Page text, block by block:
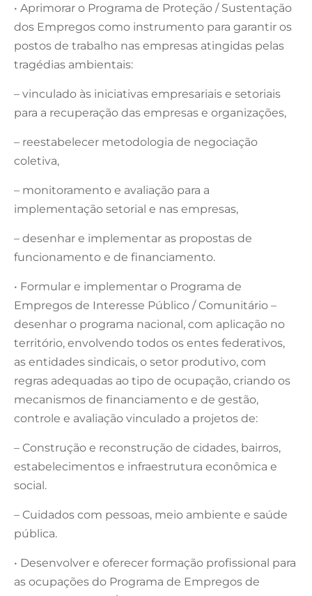
• Aprimorar o Programa de Proteção / Sustentação
dos Empregos como instrumento para garantir os
postos de trabalho nas empresas atingidas pelas
tragédias ambientais:
– vinculado às iniciativas empresariais e setoriais
para a recuperação das empresas e organizações,
– reestabelecer metodologia de negociação
coletiva,
– monitoramento e avaliação para a
implementação setorial e nas empresas,
– desenhar e implementar as propostas de
funcionamento e de financiamento.
• Formular e implementar o Programa de
Empregos de Interesse Público / Comunitário –
desenhar o programa nacional, com aplicação no
território, envolvendo todos os entes federativos,
as entidades sindicais, o setor produtivo, com
regras adequadas ao tipo de ocupação, criando os
mecanismos de financiamento e de gestão,
controle e avaliação vinculado a projetos de:
– Construção e reconstrução de cidades, bairros,
estabelecimentos e infraestrutura econômica e
social.
– Cuidados com pessoas, meio ambiente e saúde
pública.
• Desenvolver e oferecer formação profissional para
as ocupações do Programa de Empregos de